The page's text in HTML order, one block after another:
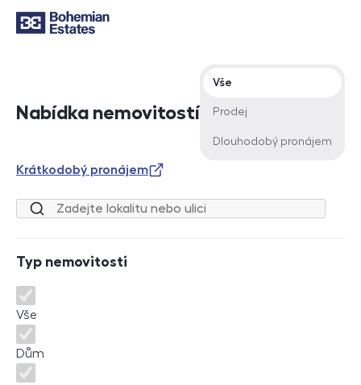
Nabídka nemovitostí
Typ nabídky
Vše
Prodej
Dlouhodobý pronájem
Krátkodobý pronájem
Lokalita nebo ulice
Typ nemovitosti
Typ nemovitosti
Vše
Dům